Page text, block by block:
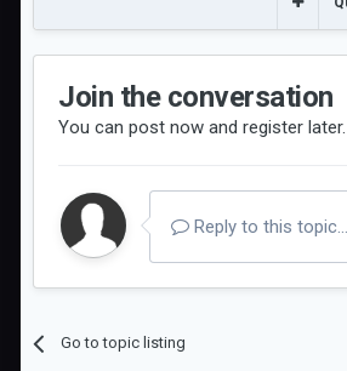
Join the conversation
You can post now and register
Reply to this topic...
Go to topic listing